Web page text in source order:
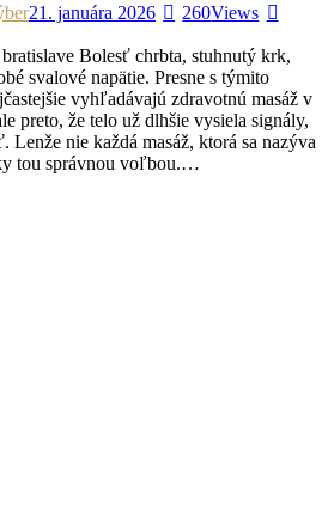
21. januára 2026 260Views
Bolesť chrbta, stuhnutý krk,
svalové napätie. Presne s týmito
vyhľadávajú zdravotnú masáž v
preto, že telo už dlhšie vysiela signály,
Lenže nie každá masáž, ktorá sa nazýva
tou správnou voľbou.…